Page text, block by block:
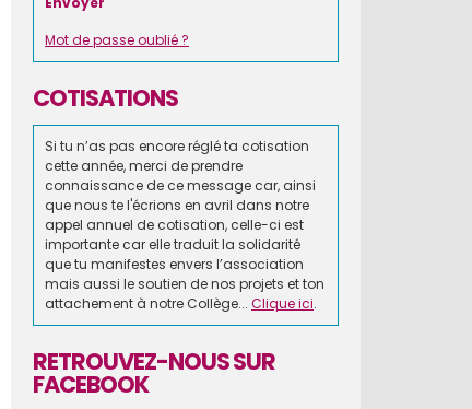
Mot de passe oublié ?
COTISATIONS
Si tu n’as pas encore réglé ta cotisation
cette année, merci de prendre
connaissance de ce message car, ainsi
que nous te l'écrions en avril dans notre
appel annuel de cotisation, celle-ci est
importante car elle traduit la solidarité
que tu manifestes envers l’association
mais aussi le soutien de nos projets et ton
attachement à notre Collège... Clique ici.
RETROUVEZ-NOUS SUR
FACEBOOK